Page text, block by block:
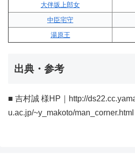
大伴坂上郎女
中臣宅守
湯原王
出典・参考
■ 吉村誠 様HP｜http://
u.ac.jp/~y_makoto/man_corner.html